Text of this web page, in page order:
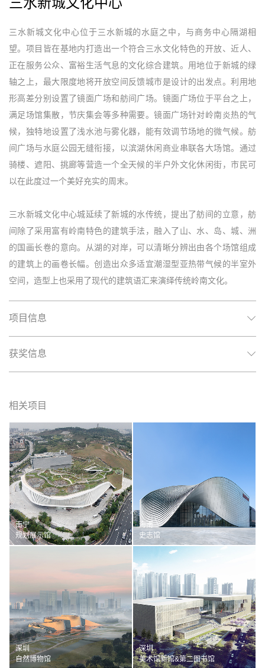
三水新城文化中心位于三水新城的水庭之中，与商务中心隔湖相
望。项目皆在基地内打造出一个符合三水文化特色的开放、近人、
正在服务公众、富裕生活气息的文化综合建筑。用地位于新城的绿
轴之上，最大限度地将开放空间反馈城市是设计的出发点。利用地
形高差分别设置了镜面广场和舫间广场。镜面广场位于平台之上，
满足场馆集散，节庆集会等多种需要。镜面广场针对岭南炎热的气
候，独特地设置了浅水池与雾化器，能有效调节场地的微气候。舫
间广场与水庭公园无缝衔接，以滨湖休闲商业串联各大场馆。通过
骑楼、遮阳、挑廊等营造一个全天候的半户外文化休闲街，市民可
以在此度过一个美好充实的周末。
三水新城文化中心城延续了新城的水传统，提出了舫间的立意，舫
间除了采用富有岭南特色的建筑手法，融入了山、水、岛、城、洲
的国画长卷的意向。从湖的对岸，可以清晰分辨出由各个场馆组成
的建筑上的画卷长幅。创造出众多适宜潮湿型亚热带气候的半室外
空间，造型上也采用了现代的建筑语汇来演绎传统岭南文化。
项目信息
获奖信息
相关项目
南宁
规划展示馆
海南
史志馆
深圳
自然博物馆
深圳
美术馆新馆&第二图书馆